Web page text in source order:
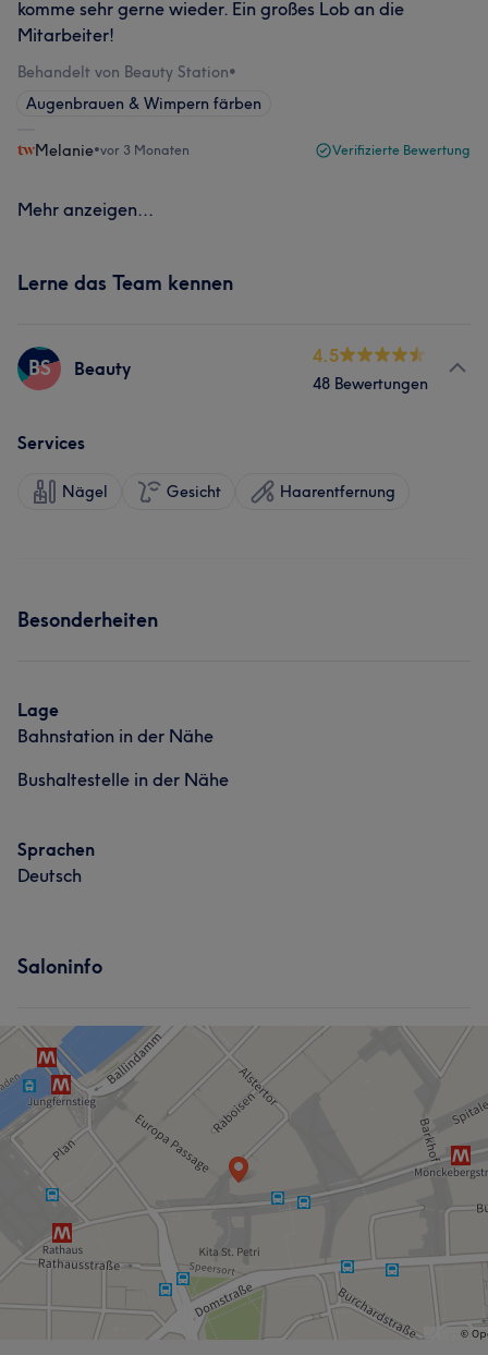
komme sehr gerne wieder. Ein großes Lob an die
Mitarbeiter!
Behandelt von Beauty Station•
Augenbrauen & Wimpern färben
Melanie•vor 3 Monaten Verifizierte Bewertung
Mehr anzeigen...
Lerne das Team kennen
BS Beauty
4.5
48 Bewertungen
Services
Nägel Gesicht Haarentfernung
Besonderheiten
Lage
Bahnstation in der Nähe
Bushaltestelle in der Nähe
Sprachen
Deutsch
Saloninfo